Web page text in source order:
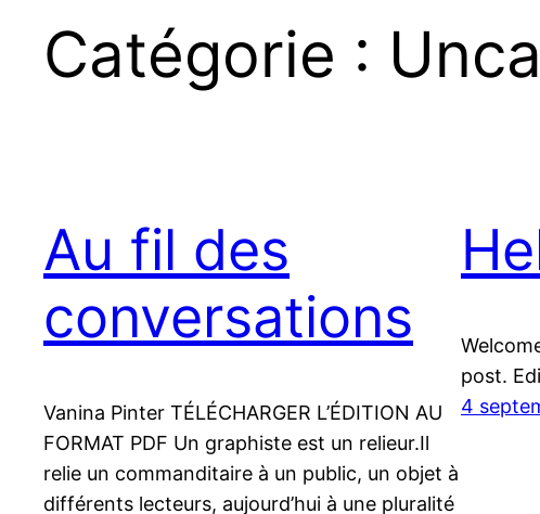
Catégorie :
Au fil des
conversations
Vanina Pinter TÉLÉCHARGER L’ÉDITION AU
FORMAT PDF Un graphiste est un relieur.Il
relie un commanditaire à un public, un objet à
différents lecteurs, aujourd’hui à une pluralité
post.
4